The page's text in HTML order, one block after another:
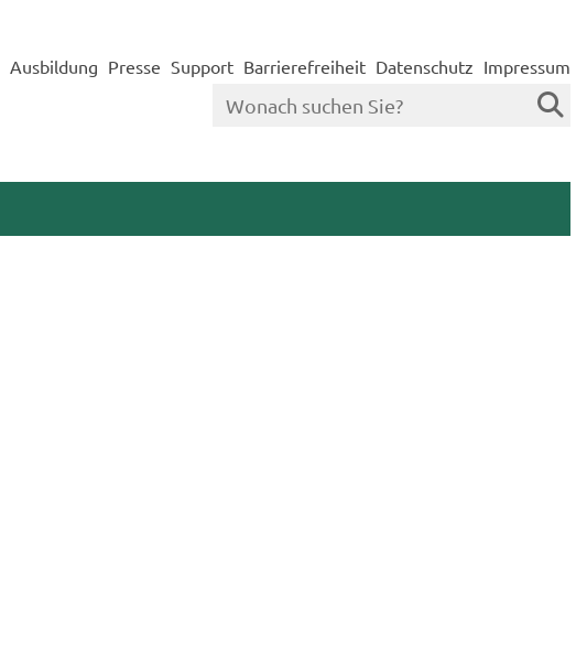
Ausbildung Presse Support Barrierefreiheit Datenschutz Impressum